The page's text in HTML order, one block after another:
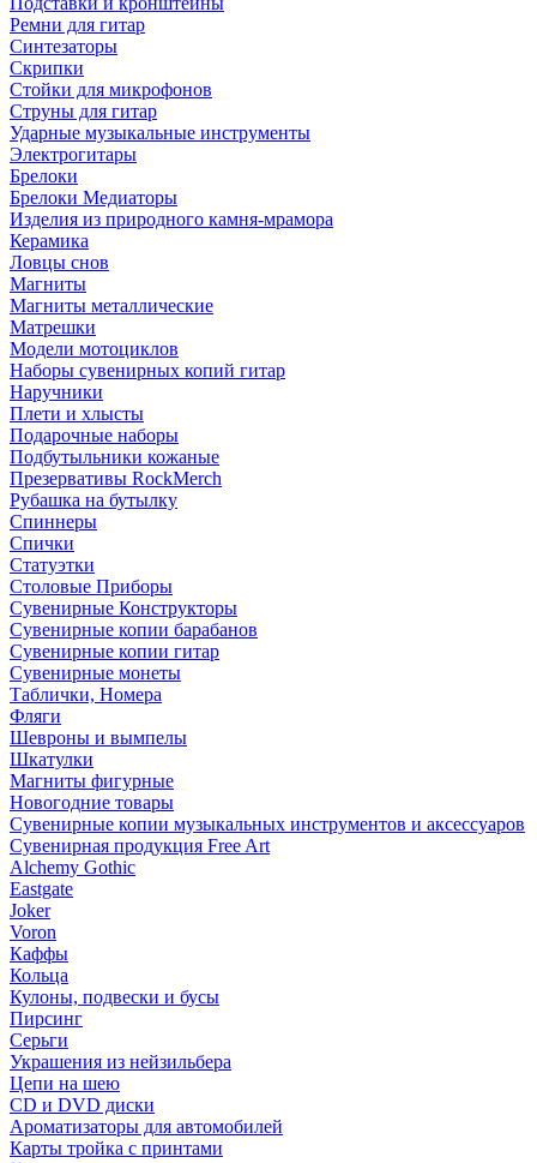
Ремни для гитар
Синтезаторы
Скрипки
Стойки для микрофонов
Струны для гитар
Ударные музыкальные инструменты
Электрогитары
Брелоки
Брелоки Медиаторы
Изделия из природного камня-мрамора
Керамика
Ловцы снов
Магниты
Магниты металлические
Матрешки
Модели мотоциклов
Наборы сувенирных копий гитар
Наручники
Плети и хлысты
Подарочные наборы
Подбутыльники кожаные
Презервативы RockMerch
Рубашка на бутылку
Спиннеры
Спички
Статуэтки
Столовые Приборы
Сувенирные Конструкторы
Сувенирные копии барабанов
Сувенирные копии гитар
Сувенирные монеты
Таблички, Номера
Фляги
Шевроны и вымпелы
Шкатулки
Магниты фигурные
Новогодние товары
Сувенирные копии музыкальных инструментов и аксессуаров
Сувенирная продукция Free Art
Alchemy Gothic
Eastgate
Joker
Voron
Каффы
Кольца
Кулоны, подвески и бусы
Пирсинг
Серьги
Украшения из нейзильбера
Цепи на шею
CD и DVD диски
Ароматизаторы для автомобилей
Карты тройка с принтами